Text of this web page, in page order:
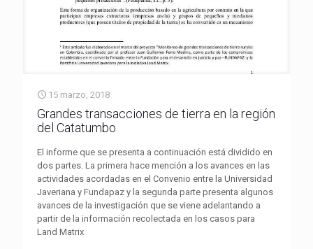
15 marzo, 2018
Grandes transacciones de tierra en la región
del Catatumbo
El informe que se presenta a continuación está dividido en
dos partes. La primera hace mención a los avances en las
actividades acordadas en el Convenio entre la Universidad
Javeriana y Fundapaz y la segunda parte presenta algunos
avances de la investigación que se viene adelantando a
partir de la información recolectada en los casos para
Land Matrix